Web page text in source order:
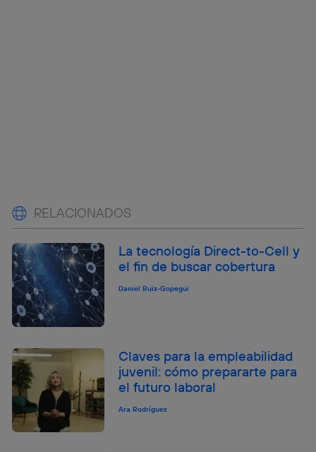
RELACIONADOS
La tecnología Direct-to-Cell y
el fin de buscar cobertura
Daniel Ruiz-Gopegui
Claves para la empleabilidad
juvenil: cómo prepararte para
el futuro laboral
Ara Rodríguez